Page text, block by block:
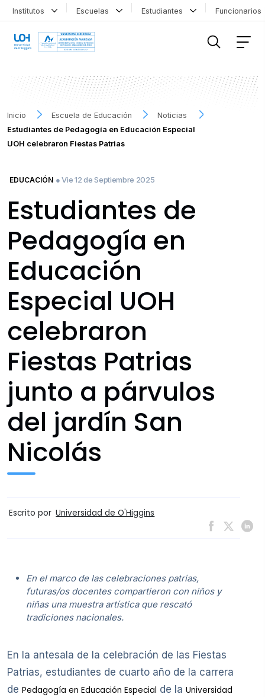
Institutos Escuelas Estudiantes
Inicio Escuela de Educación
Noticias
Estudiantes de Pedagogía en Educación Especial
UOH celebraron Fiestas Patrias
EDUCACIÓN ● Vie 12 de Septiembre 2025
Estudiantes de
Pedagogía en
Educación
Especial UOH
celebraron
Fiestas Patrias
junto a párvulos
del jardín San
Nicolás
Escrito por Universidad de O'Higgins
En el marco de las celebraciones patrias,
futuras/os docentes compartieron con niños y
niñas una muestra artística que rescató
tradiciones nacionales.
En la antesala de la celebración de las Fiestas
Patrias, estudiantes de cuarto año de la carrera
de Pedagogía en Educación Especial de la Universidad